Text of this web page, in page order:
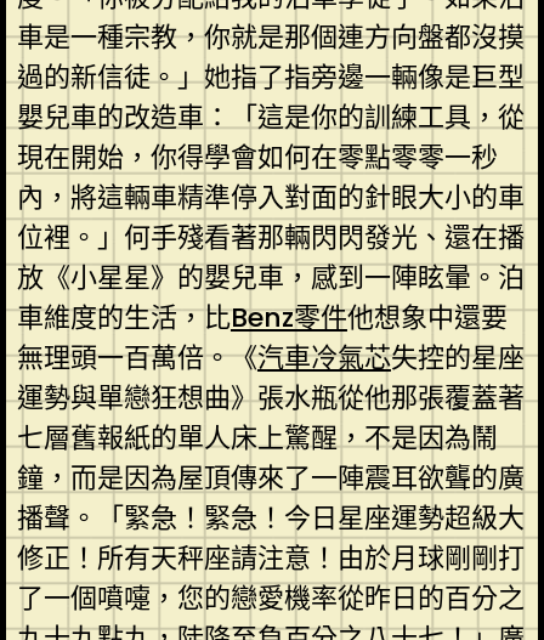
車是一種宗教，你就是那個連方向盤都沒摸
過的新信徒。」她指了指旁邊一輛像是巨型
嬰兒車的改造車：「這是你的訓練工具，從
現在開始，你得學會如何在零點零零一秒
內，將這輛車精準停入對面的針眼大小的車
位裡。」何手殘看著那輛閃閃發光、還在播
放《小星星》的嬰兒車，感到一陣眩暈。泊
車維度的生活，比Benz零件他想象中還要
無理頭一百萬倍。《汽車冷氣芯失控的星座
運勢與單戀狂想曲》張水瓶從他那張覆蓋著
七層舊報紙的單人床上驚醒，不是因為鬧
鐘，而是因為屋頂傳來了一陣震耳欲聾的廣
播聲。「緊急！緊急！今日星座運勢超級大
修正！所有天秤座請注意！由於月球剛剛打
了一個噴嚏，您的戀愛機率從昨日的百分之